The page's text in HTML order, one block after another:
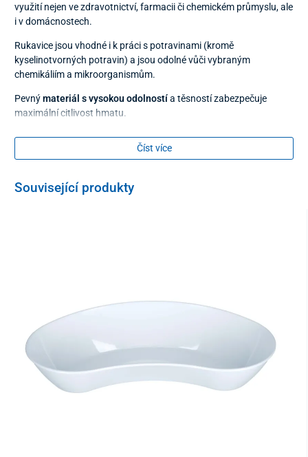
využití nejen ve zdravotnictví, farmacii či chemickém průmyslu, ale
i v domácnostech.
Rukavice jsou vhodné i k práci s potravinami (kromě
kyselinotvorných potravin) a jsou odolné vůči vybraným
chemikáliím a mikroorganismům.
Pevnýmateriál s vysokou odolnostía těsností zabezpečuje
maximální citlivost hmatu.
Vyhotoveníbez pudru a latexuocení osoby s alergiemi.
Balení
100 ks
Číst více
Související produkty